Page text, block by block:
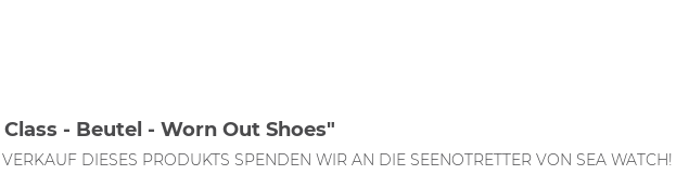
- Beutel - Worn Out Shoes"
DIESES PRODUKTS SPENDEN WIR AN DIE SEENOTRETTER VON SEA WATCH!